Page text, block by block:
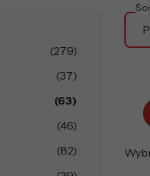
(279)
(37)
(63)
(46)
(82)